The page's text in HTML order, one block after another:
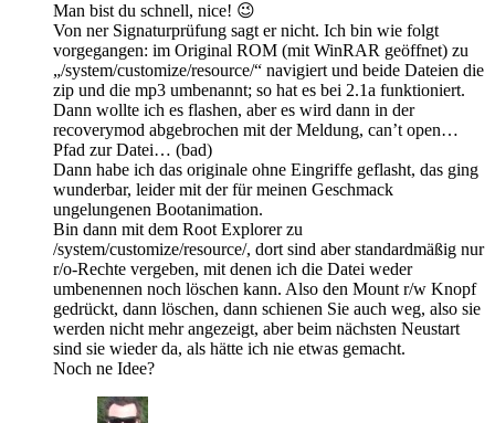
Man bist du schnell, nice! 😉
Von ner Signaturprüfung sagt er nicht. Ich bin wie folgt
vorgegangen: im Original ROM (mit WinRAR geöffnet) zu
„/system/customize/resource/“ navigiert und beide Dateien die
zip und die mp3 umbenannt; so hat es bei 2.1a funktioniert.
Dann wollte ich es flashen, aber es wird dann in der
recoverymod abgebrochen mit der Meldung, can’t open…
Pfad zur Datei… (bad)
Dann habe ich das originale ohne Eingriffe geflasht, das ging
wunderbar, leider mit der für meinen Geschmack
ungelungenen Bootanimation.
Bin dann mit dem Root Explorer zu
/system/customize/resource/, dort sind aber standardmäßig nur
r/o-Rechte vergeben, mit denen ich die Datei weder
umbenennen noch löschen kann. Also den Mount r/w Knopf
gedrückt, dann löschen, dann schienen Sie auch weg, also sie
werden nicht mehr angezeigt, aber beim nächsten Neustart
sind sie wieder da, als hätte ich nie etwas gemacht.
Noch ne Idee?